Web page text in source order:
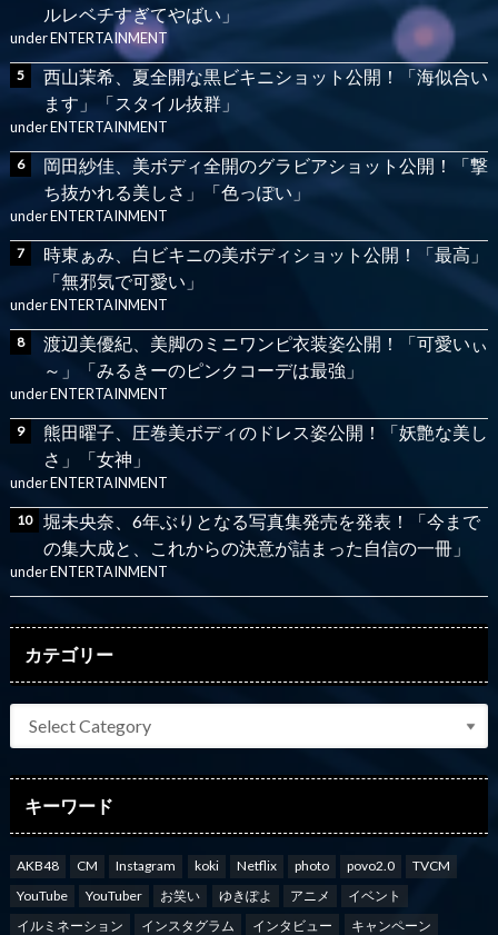
ルレベチすぎてやばい」
underENTERTAINMENT
西山茉希、夏全開な黒ビキニショット公開！「海似合い
ます」「スタイル抜群」
underENTERTAINMENT
岡田紗佳、美ボディ全開のグラビアショット公開！「撃
ち抜かれる美しさ」「色っぽい」
underENTERTAINMENT
時東ぁみ、白ビキニの美ボディショット公開！「最高」
「無邪気で可愛い」
underENTERTAINMENT
渡辺美優紀、美脚のミニワンピ衣装姿公開！「可愛いぃ
～」「みるきーのピンクコーデは最強」
underENTERTAINMENT
熊田曜子、圧巻美ボディのドレス姿公開！「妖艶な美し
さ」「女神」
underENTERTAINMENT
堀未央奈、6年ぶりとなる写真集発売を発表！「今まで
の集大成と、これからの決意が詰まった自信の一冊」
underENTERTAINMENT
カテゴリー
キーワード
AKB48 CM Instagram koki Netflix photo povo2.0
TVCM
YouTube
YouTuber お笑い ゆきぽよ アニメ
イベント
イルミネーション
インスタグラム インタビュー
キャンペーン